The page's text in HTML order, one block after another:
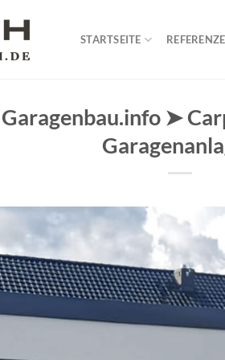
STARTSEITE
➤